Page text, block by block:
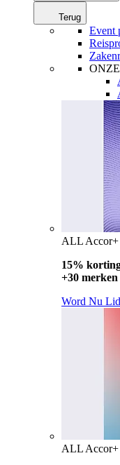
Terug
Event
ALL Accor+
15%
+30 merken
Word Nu Lid
ALL Accor+